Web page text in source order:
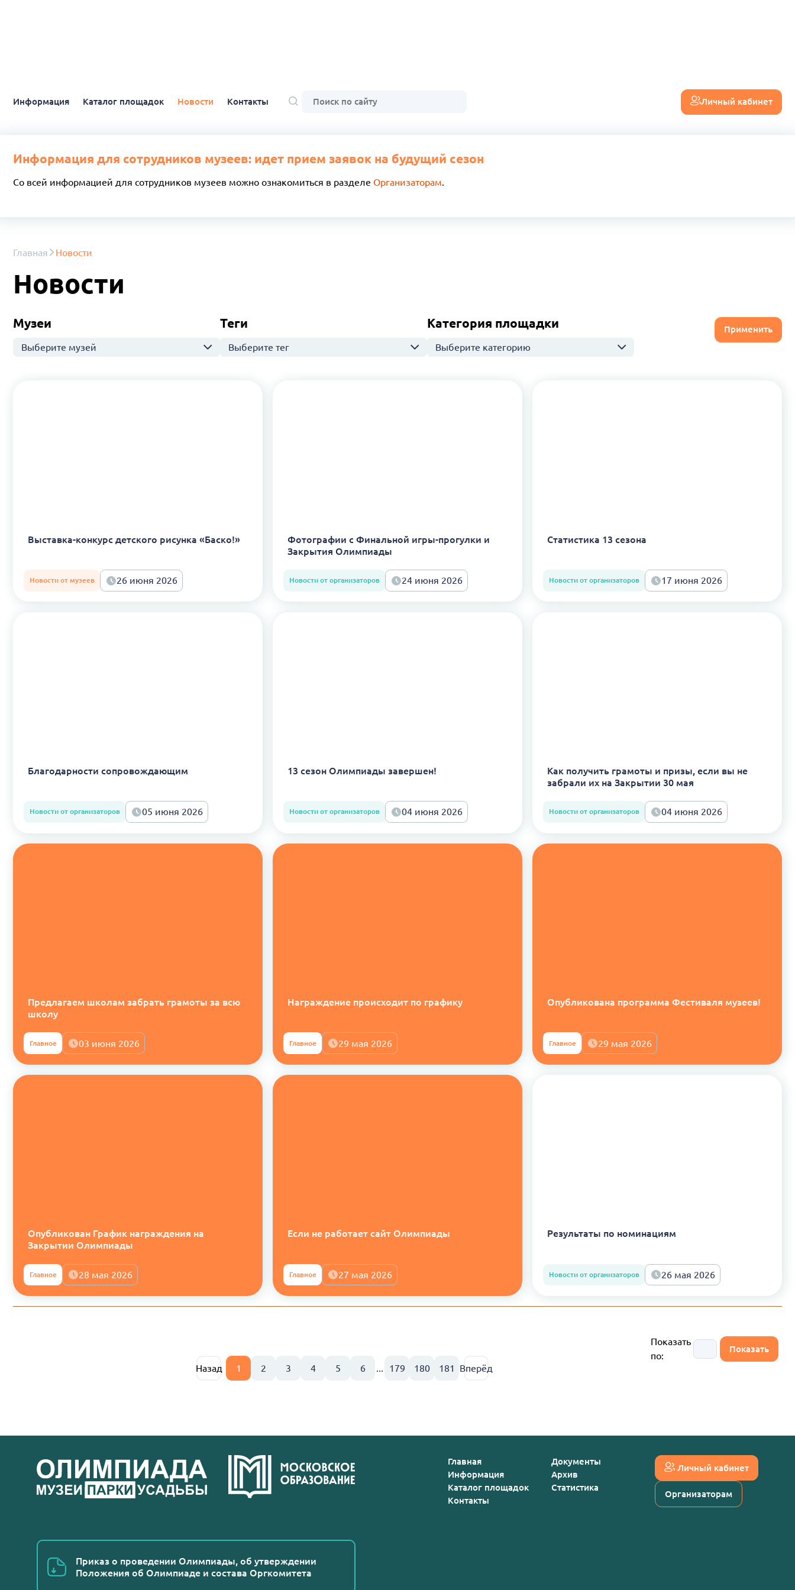
Информация Каталог площадок Новости Контакты Личный кабинет
Информация для сотрудников музеев: идет прием заявок на будущий сезон
Со всей информацией для сотрудников музеев можно ознакомиться в разделе Организаторам.
Главная Новости
Новости
Музеи
Выберите музей
Теги
Выберите тег
Категория площадки
Выберите категорию
Применить
Выставка-конкурс детского рисунка «Баско!»
Новости от музеев 26 июня 2026
Фотографии с Финальной игры-прогулки и
Закрытия Олимпиады
Новости от организаторов 24 июня 2026
Статистика 13 сезона
Новости от организаторов 17 июня 2026
Благодарности сопровождающим
Новости от организаторов 05 июня 2026
13 сезон Олимпиады завершен!
Новости от организаторов 04 июня 2026
Как получить грамоты и призы, если вы не
забрали их на Закрытии 30 мая
Новости от организаторов 04 июня 2026
Предлагаем школам забрать грамоты за всю
школу
Главное 03 июня 2026
Награждение происходит по графику
Главное 29 мая 2026
Опубликована программа Фестиваля музеев!
Главное 29 мая 2026
Опубликован График награждения на
Закрытии Олимпиады
Главное 28 мая 2026
Если не работает сайт Олимпиады
Главное 27 мая 2026
Результаты по номинациям
Новости от организаторов 26 мая 2026
Назад 1 2 3 4 5 6 ... 179 180 181 Вперёд
Показать
по:
Приказ о проведении Олимпиады, об утверждении
Положения об Олимпиаде и состава Оргкомитета
Главная
Информация
Каталог площадок
Контакты
Документы
Архив
Статистика
Личный кабинет
Организаторам